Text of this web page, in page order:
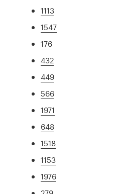
1113
1547
176
432
449
566
1971
648
1518
1153
1976